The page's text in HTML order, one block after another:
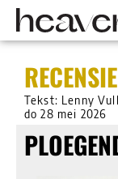
RECENSIE
Tekst: Lenny
do 28 mei 2026